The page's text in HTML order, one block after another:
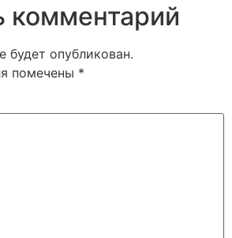
комментарий
будет опубликован.
помечены *